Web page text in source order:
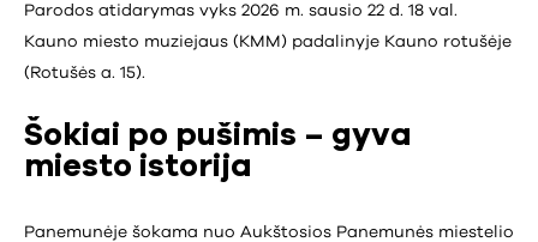
Parodos atidarymas vyks 2026 m. sausio 22 d. 18 val.
Kauno miesto muziejaus (KMM) padalinyje Kauno rotušėje
(Rotušės a. 15).
Šokiai po pušimis – gyva
miesto istorija
Panemunėje šokama nuo Aukštosios Panemunės miestelio